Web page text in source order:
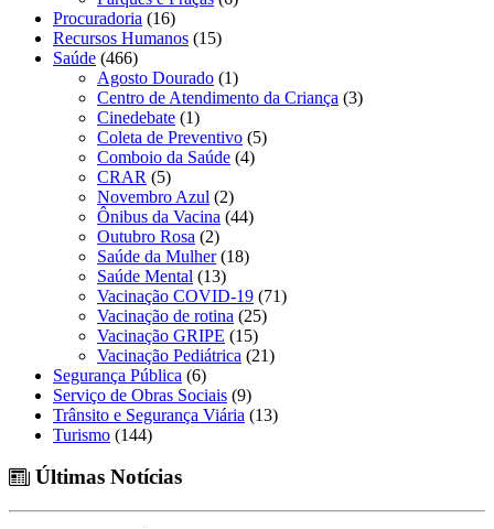
Procuradoria (16)
Recursos Humanos (15)
Saúde (466)
Agosto Dourado (1)
Centro de Atendimento da Criança (3)
Cinedebate (1)
Coleta de Preventivo (5)
Comboio da Saúde (4)
CRAR (5)
Novembro Azul (2)
Ônibus da Vacina (44)
Outubro Rosa (2)
Saúde da Mulher(18)
Saúde Mental (13)
Vacinação COVID-19 (71)
Vacinação de rotina (25)
Vacinação GRIPE (15)
Vacinação Pediátrica (21)
Segurança Pública (6)
Serviço de Obras Sociais (9)
Trânsito e Segurança Viária (13)
Turismo (144)
Últimas Notícias